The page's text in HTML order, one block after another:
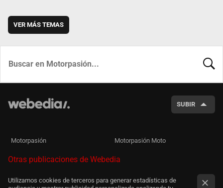
VER MÁS TEMAS
SUBIR
Motorpasión Motorpasión Moto
Otras publicaciones de Webedia
Utilizamos cookies de terceros para generar estadísticas de